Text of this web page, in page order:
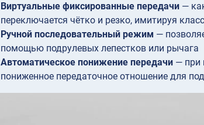
Виртуальные фиксированные передачи —
переключается чётко и резко, имитируя
Ручной последовательный режим —
помощью подрулевых лепестков или рычага
Автоматическое понижение передачи — при
пониженное передаточное отношение для